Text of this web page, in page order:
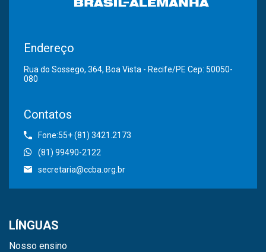
Endereço
Rua do Sossego, 364, Boa Vista - Recife/PE Cep: 50050-
080
Contatos
Fone:55+ (81) 3421.2173
(81) 99490-2122
secretaria@ccba.org.br
LÍNGUAS
Nosso ensino